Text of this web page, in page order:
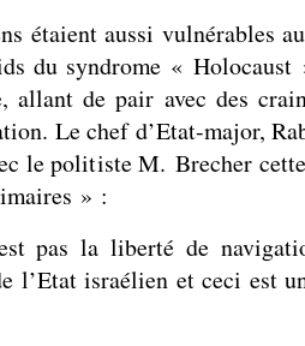
étaient aussi vulnérables
du syndrome « Holocaust
allant de pair avec des
Le chef d’Etat-major,
le politiste M. Brecher
» :
pas la liberté de
l’Etat israélien et ceci est